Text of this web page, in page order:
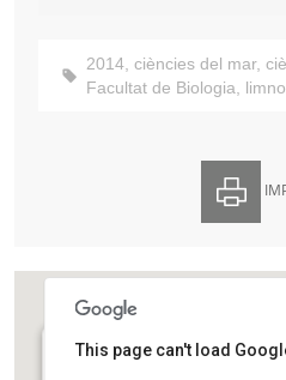
2014, ciències del mar,
Facultat de Biologia,
This page can't load